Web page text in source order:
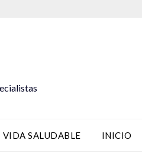
VIDA SALUDABLE INICIO